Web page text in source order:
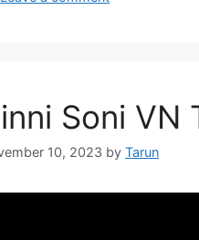
Soni VN
10, 2023 by Tarun